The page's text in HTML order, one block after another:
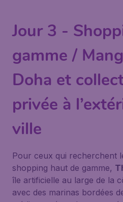
Jour 3 -
gamme /
Doha et
privée à
ville
Pour ceux qui recherchent
shopping haut de gamme,
île artificielle au large de la
avec des marinas bordées